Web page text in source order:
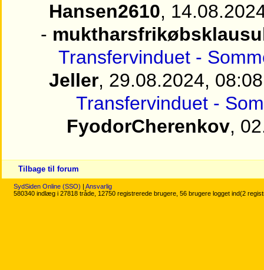
Hansen2610,
-
Transfervinduet -
Jeller, 29.08.2024, 08:08
Transfervinduet -
FyodorCherenkov,
Tilbage til forum
SydSiden Online (SSO) | Ansvarlig
580340 indlæg i 27818 tråde, 12750 registrerede brugere, 56 brugere logget ind(2